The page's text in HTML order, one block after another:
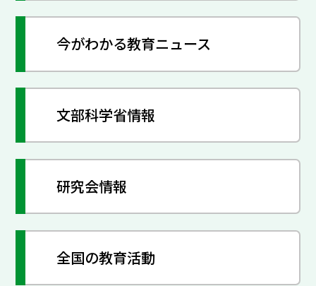
今がわかる教育ニュース
文部科学省情報
研究会情報
全国の教育活動